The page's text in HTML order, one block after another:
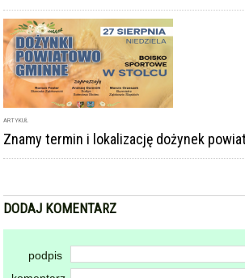
ARTYKUŁ
Znamy termin i lokalizację dożynek
DODAJ KOMENTARZ
podpis